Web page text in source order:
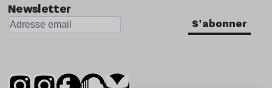
Newsletter
S'abonner